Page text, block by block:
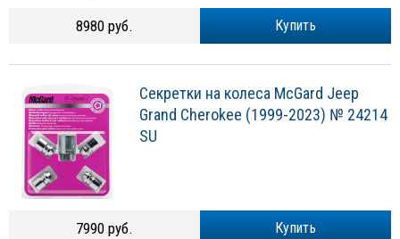
Купить
8980 руб.
Секретки на колеса McGard Jeep
Grand Cherokee (1999-2023) № 24214
SU
Купить
7990 руб.